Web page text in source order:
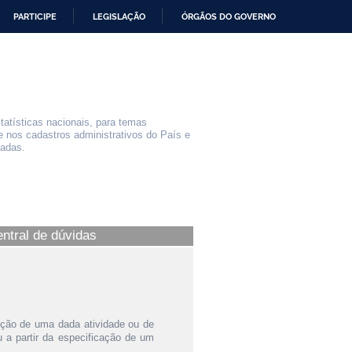
PARTICIPE LEGISLAÇÃO ÓRGÃOS DO GOVERNO
nacionais, para temas
cadastros administrativos do País e
de dúvidas
de uma dada atividade ou de
a partir da especificação de um